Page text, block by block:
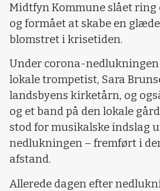
Midtfyn Kommune slået ring
og formået at skabe en
blomstret i krisetiden.
Under corona-nedlukningen
lokale trompetist, Sara
landsbyens kirketårn, og
og et band på den lokale
stod for musikalske indslag
nedlukningen – fremført i
afstand.
Allerede dagen efter